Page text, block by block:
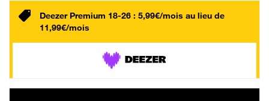
Deezer Premium 18-26 : 5,99€/mois au lieu de
11,99€/mois